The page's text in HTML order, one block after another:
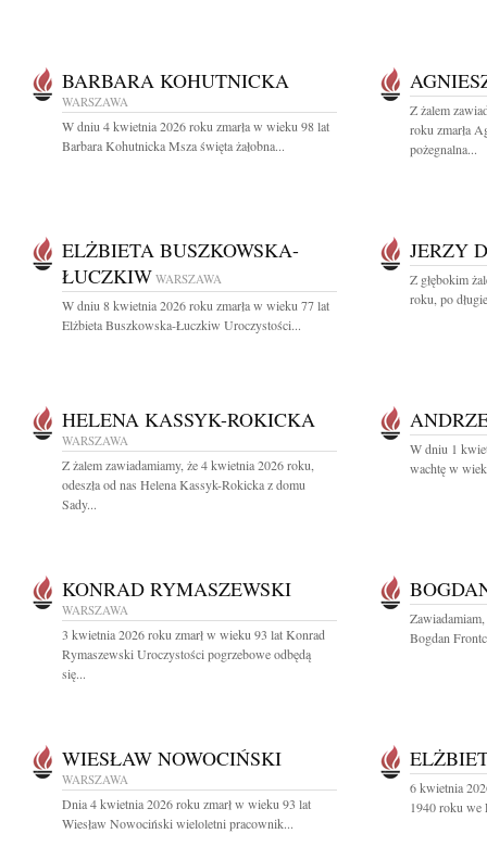
BARBARA KOHUTNICKA
WARSZAWA
W dniu 4 kwietnia 2026 roku zmarła w wieku 98 lat
Barbara Kohutnicka Msza święta żałobna...
Z żalem
roku zmarła
pożegnalna...
ELŻBIETA BUSZKOWSKA-
ŁUCZKIW WARSZAWA
W dniu 8 kwietnia 2026 roku zmarła w wieku 77 lat
Elżbieta Buszkowska-Łuczkiw Uroczystości...
JERZY
Z głębokim
roku, po
HELENA KASSYK-ROKICKA
WARSZAWA
Z żalem zawiadamiamy, że 4 kwietnia 2026 roku,
odeszła od nas Helena Kassyk-Rokicka z domu
Sady...
W dniu 1
wachtę w
KONRAD RYMASZEWSKI
WARSZAWA
3 kwietnia 2026 roku zmarł w wieku 93 lat Konrad
Rymaszewski Uroczystości pogrzebowe odbędą
się...
Bogdan
WIESŁAW NOWOCIŃSKI
WARSZAWA
Dnia 4 kwietnia 2026 roku zmarł w wieku 93 lat
Wiesław Nowociński wieloletni pracownik...
6 kwietnia
1940 roku